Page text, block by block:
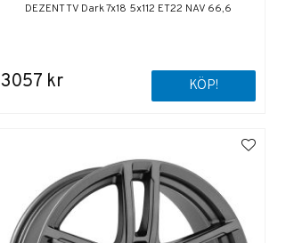
DEZENT TV Dark 7x18 5x112 ET22 NAV 66,6
3057 kr KÖP!